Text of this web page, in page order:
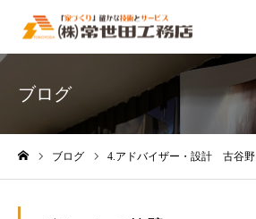
ブログ
ブログ 4.アドバイザー・設計 古谷野